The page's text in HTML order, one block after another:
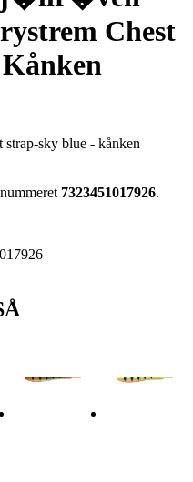
Chest
sky blue - kånken
7323451017926.